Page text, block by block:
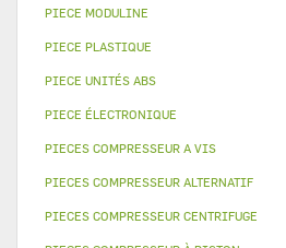
PIECE MODULINE
PIECE PLASTIQUE
PIECE UNITÉS ABS
PIECE ÉLECTRONIQUE
PIECES COMPRESSEUR A VIS
PIECES COMPRESSEUR ALTERNATIF
PIECES COMPRESSEUR CENTRIFUGE